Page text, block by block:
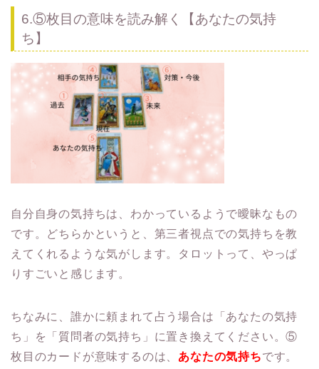
6.⑤枚目の意味を読み解く【あなたの気持
ち】
自分自身の気持ちは、わかっているようで曖昧なもの
です。どちらかというと、第三者視点での気持ちを教
えてくれるような気がします。タロットって、やっぱ
りすごいと感じます。
ちなみに、誰かに頼まれて占う場合は「あなたの気持
ち」を「質問者の気持ち」に置き換えてください。⑤
枚目のカードが意味するのは、 あなたの気持ちです。